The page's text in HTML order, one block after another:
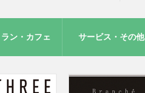
ン・カフェ サービス・その他